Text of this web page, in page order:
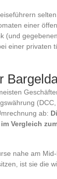
einer
(und
einer privaten
ab:
Vergleich
nahe am
ist sie die